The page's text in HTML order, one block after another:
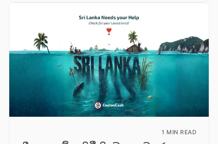
1 MIN READ